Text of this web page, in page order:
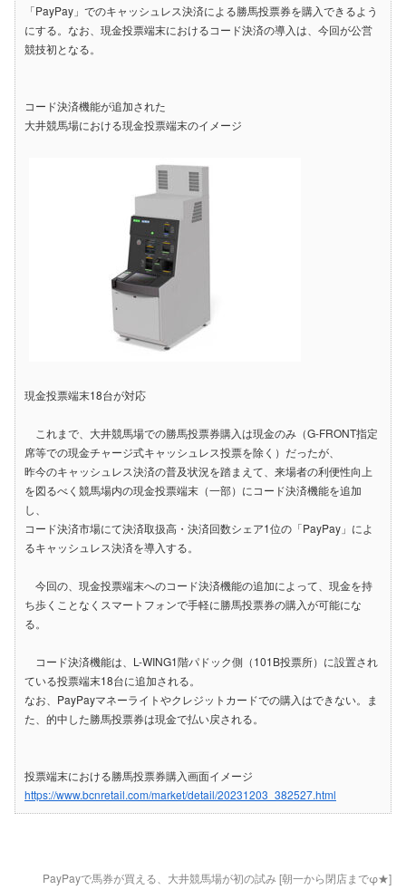
「PayPay」でのキャッシュレス決済による勝馬投票券を購入できるよう
にする。なお、現金投票端末におけるコード決済の導入は、今回が公営
競技初となる。
コード決済機能が追加された
大井競馬場における現金投票端末のイメージ
現金投票端末18台が対応
これまで、大井競馬場での勝馬投票券購入は現金のみ（G-FRONT指定
席等での現金チャージ式キャッシュレス投票を除く）だったが、
昨今のキャッシュレス決済の普及状況を踏まえて、来場者の利便性向上
を図るべく競馬場内の現金投票端末（一部）にコード決済機能を追加
し、
コード決済市場にて決済取扱高・決済回数シェア1位の「PayPay」によ
るキャッシュレス決済を導入する。
今回の、現金投票端末へのコード決済機能の追加によって、現金を持
ち歩くことなくスマートフォンで手軽に勝馬投票券の購入が可能にな
る。
コード決済機能は、L-WING1階パドック側（101B投票所）に設置され
ている投票端末18台に追加される。
なお、PayPayマネーライトやクレジットカードでの購入はできない。ま
た、的中した勝馬投票券は現金で払い戻される。
投票端末における勝馬投票券購入画面イメージ
https://www.bcnretail.com/market/detail/20231203_382527.html
PayPayで馬券が買える、大井競馬場が初の試み [朝一から閉店までφ★]